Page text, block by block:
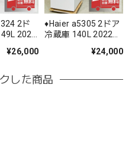
2ド
2021
¥26,000
♦️Haier a5305 2ドア
冷蔵庫 140L 2022年
¥24,000
した商品